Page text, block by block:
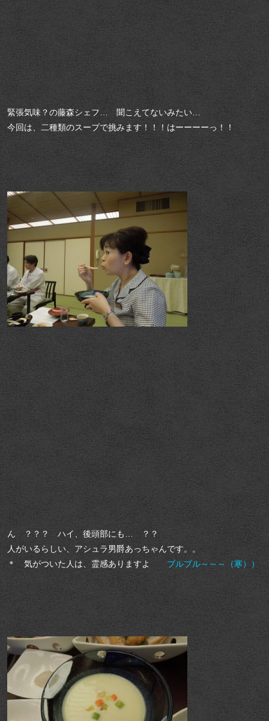
緊張気味？の藤森シェフ… 聞こえてないみたい…
今回は、二種類のスープで挑みます！！！はーーーーっ！！
ん ？？？ ハイ、後頭部にも… ？？
人がいるらしい、アシュラ男爵あっちゃんです。。
＊ 気がついた人は、霊感ありますよ ブルブル～～～（寒））